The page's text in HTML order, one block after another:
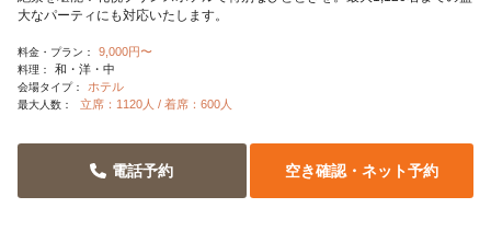
大なパーティにも対応いたします。
料金・プラン： 9,000円〜
料理： 和・洋・中
会場タイプ： ホテル
最大人数： 立席：1120人 / 着席：600人
空き確認・ネット予約
電話予約